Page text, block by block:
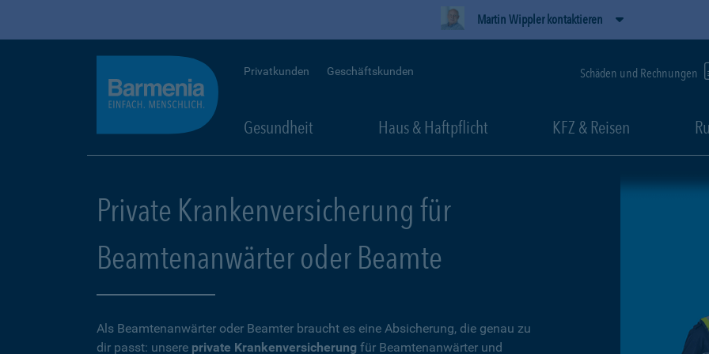
Martin Wippler kontaktieren
Privatkunden Geschäftskunden Schäden und Rechnungen
Gesundheit Haus & Haftpflicht KFZ & Reisen
Private Krankenversicherung für
Beamtenanwärter oder Beamte
Als Beamtenanwärter oder Beamter braucht es eine Absicherung, die genau zu
dir passt: unsere private Krankenversicherung für Beamtenanwärter und